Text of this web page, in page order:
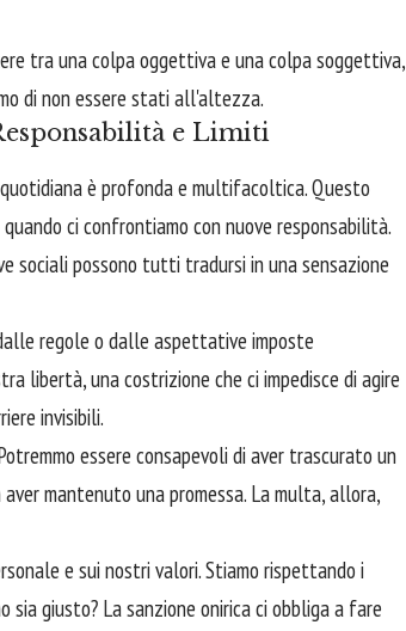
tra una colpa oggettiva e una colpa soggettiva,
di non essere stati all'altezza.
e Limiti
è profonda e multifacoltica. Questo
ci confrontiamo con nuove responsabilità.
sociali possono tutti tradursi in una sensazione
regole o dalle aspettative imposte
libertà, una costrizione che ci impedisce di agire
invisibili.
essere consapevoli di aver trascurato un
mantenuto una promessa. La multa, allora,
e sui nostri valori. Stiamo rispettando i
sia giusto? La sanzione onirica ci obbliga a fare